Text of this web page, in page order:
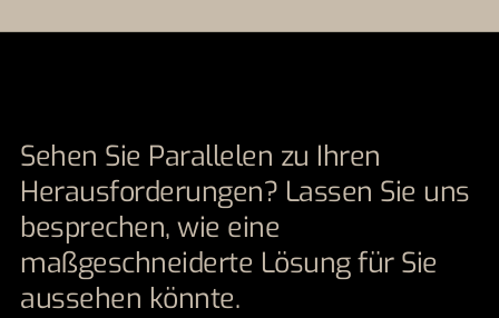
Sehen Sie Parallelen zu Ihren
Herausforderungen? Lassen Sie uns
besprechen, wie eine
maßgeschneiderte Lösung für Sie
aussehen könnte.